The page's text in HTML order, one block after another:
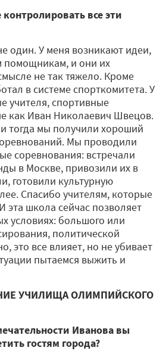
все эти
один. У меня возникают идеи,
помощникам, и они их
не так тяжело. Кроме
в системе спорткомитета. У
учителя, спортивные
как Иван Николаевич Швецов.
тогда мы получили хороший
Мы проводили
соревнования: встречали
в Москве, привозили их в
готовили культурную
Спасибо учителям, которые
эта школа сейчас позволяет
условиях: большого или
политической
это все влияет, но не убивает
пытаемся выжить и
УЧИЛИЩА ОЛИМПИЙСКОГО
Иванова вы
гостям города?